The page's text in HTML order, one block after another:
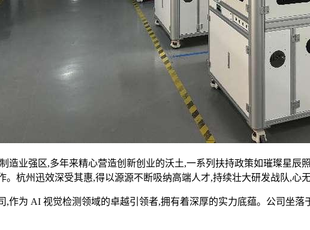
业强区,多年来精心营造创新创业的沃土,一系列扶持政策如璀璨星辰
。杭州迅效深受其惠,得以源源不断吸纳高端人才,持续壮大研发战队,心
为 AI 视觉检测领域的卓越引领者,拥有着深厚的实力底蕴。公司坐落